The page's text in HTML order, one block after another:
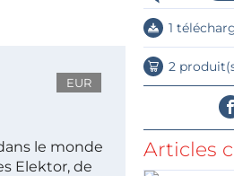
EUR
le monde
Elektor, de
1
2
Articles